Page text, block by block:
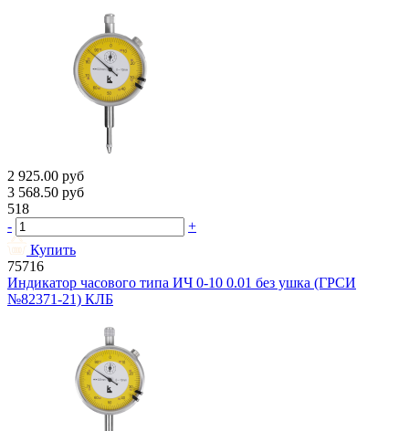
2 925.00 руб
3 568.50 руб
518
-
+
Купить
75716
Индикатор часового типа ИЧ 0-10 0.01 без ушка (ГРСИ
№82371-21) КЛБ